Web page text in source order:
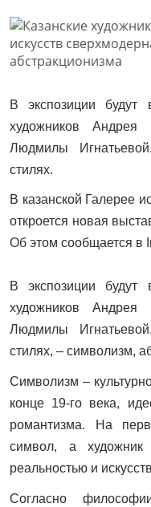
В экспозиции будут
художников
Людмилы
стилях.
В казанской Галерее
откроется новая
Об этом сообщается в
В экспозиции будут
художников
Людмилы
стилях, – символизм,
Символизм –
конце 19-го века,
романтизма. На
символ, а художник
реальностью и
Согласно